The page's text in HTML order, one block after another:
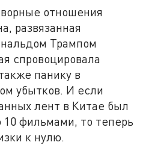
отношения
развязанная
Трампом
спровоцировала
панику в
убытков. И если
лент в Китае был
10 фильмами, то теперь
к нулю.